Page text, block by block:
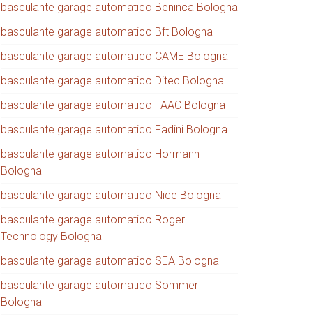
basculante garage automatico Beninca Bologna
basculante garage automatico Bft Bologna
basculante garage automatico CAME Bologna
basculante garage automatico Ditec Bologna
basculante garage automatico FAAC Bologna
basculante garage automatico Fadini Bologna
basculante garage automatico Hormann
Bologna
basculante garage automatico Nice Bologna
basculante garage automatico Roger
Technology Bologna
basculante garage automatico SEA Bologna
basculante garage automatico Sommer
Bologna